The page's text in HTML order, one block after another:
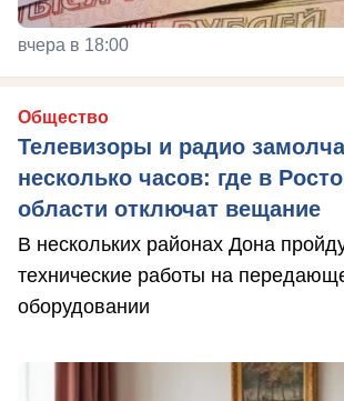
вчера в 18:00
Общество
Телевизоры и радио
несколько часов: где в
области отключат вещание
В нескольких районах Дона
технические работы на
оборудовании